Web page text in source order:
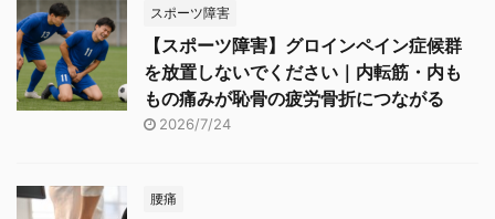
スポーツ障害
【スポーツ障害】グロインペイン症候群
を放置しないでください｜内転筋・内も
もの痛みが恥骨の疲労骨折につながる
2026/7/24
腰痛